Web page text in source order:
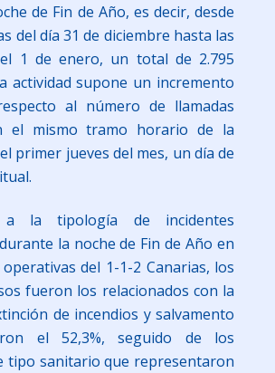
de Fin de Año, es decir, desde
del día 31 de diciembre hasta las
1 de enero, un total de 2.795
actividad supone un incremento
al número de llamadas
el mismo tramo horario de la
primer jueves del mes, un día de
la tipología de incidentes
la noche de Fin de Año en
del 1-1-2 Canarias, los
fueron los relacionados con la
de incendios y salvamento
el 52,3%, seguido de los
tipo sanitario que representaron